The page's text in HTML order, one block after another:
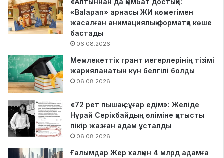
«Алтыннан да қымбат достық»:
«Balapan» арнасы ЖИ көмегімен
жасалған анимациялық форматқа көше
бастады
06.08.2026
Мемлекеттік грант иегерлерінің тізімі
жарияланатын күн белгілі болды
06.08.2026
«72 рет пышақ сұғар едім»: Желіде
Нұрай Серікбайдың өліміне қатысты
пікір жазған адам ұсталды
06.08.2026
Ғалымдар Жер халқын 4 млрд адамға